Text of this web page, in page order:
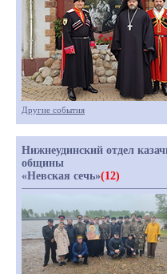
Другие события
Нижнеудинский отдел
общины
«Невская сечь»(12)